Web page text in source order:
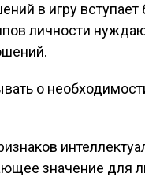
в игру
личности
о
значение для